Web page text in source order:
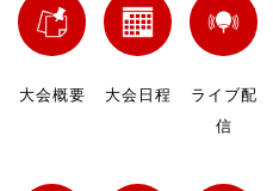
大会概要 大会日程
ライブ配
信